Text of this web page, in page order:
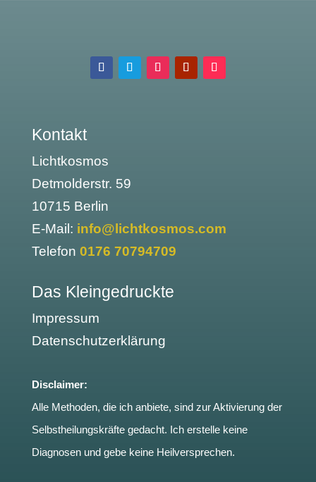
Kontakt
Lichtkosmos
Detmolderstr. 59
10715 Berlin
E-Mail: info@lichtkosmos.com
Telefon 0176 70794709
Das Kleingedruckte
Impressum
Datenschutzerklärung
Disclaimer:
Alle Methoden, die ich anbiete, sind zur Aktivierung der
Selbstheilungskräfte gedacht. Ich erstelle keine
Diagnosen und gebe keine Heilversprechen.